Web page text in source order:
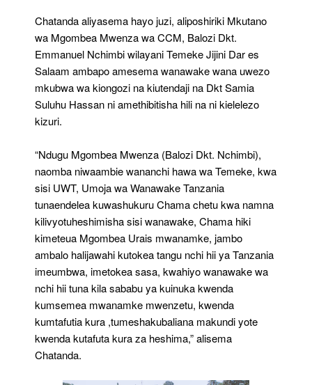
Chatanda aliyasema hayo juzi, aliposhiriki Mkutano
wa Mgombea Mwenza wa CCM, Balozi Dkt.
Emmanuel Nchimbi wilayani Temeke Jijini Dar es
Salaam ambapo amesema wanawake wana uwezo
mkubwa wa kiongozi na kiutendaji na Dkt Samia
Suluhu Hassan ni amethibitisha hili na ni kielelezo
kizuri.
“Ndugu Mgombea Mwenza (Balozi Dkt. Nchimbi),
naomba niwaambie wananchi hawa wa Temeke, kwa
sisi UWT, Umoja wa Wanawake Tanzania
tunaendelea kuwashukuru Chama chetu kwa namna
kilivyotuheshimisha sisi wanawake, Chama hiki
kimeteua Mgombea Urais mwanamke, jambo
ambalo halijawahi kutokea tangu nchi hii ya Tanzania
imeumbwa, imetokea sasa, kwahiyo wanawake wa
nchi hii tuna kila sababu ya kuinuka kwenda
kumsemea mwanamke mwenzetu, kwenda
kumtafutia kura ,tumeshakubaliana makundi yote
kwenda kutafuta kura za heshima,” alisema
Chatanda.